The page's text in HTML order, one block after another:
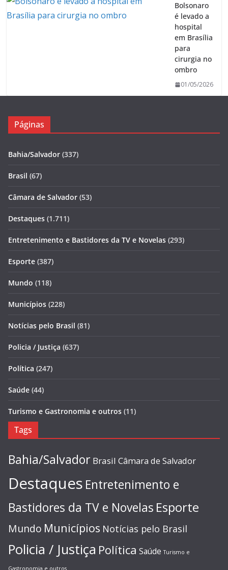
Bolsonaro
é levado a
hospital
em Brasília
para
cirurgia no
ombro
01/05/2026
Páginas
Bahia/Salvador (337)
Brasil (67)
Câmara de Salvador (53)
Destaques (1.711)
Entretenimento e Bastidores da TV e Novelas (293)
Esporte (387)
Mundo (118)
Municípios (228)
Notícias pelo Brasil (81)
Policia / Justiça (637)
Política (247)
Saúde (44)
Turismo e Gastronomia e outros (11)
Tags
Bahia/Salvador Brasil Câmara de Salvador
Destaques Entretenimento e
Bastidores da TV e Novelas Esporte
Mundo Municípios Notícias pelo Brasil
Policia / Justiça Política Saúde Turismo e